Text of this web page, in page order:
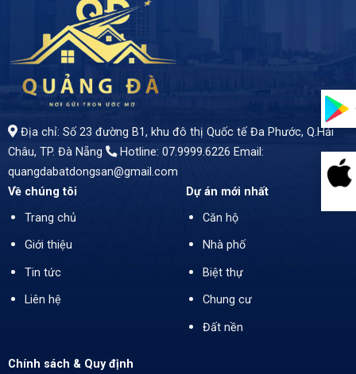
Địa chỉ: Số 23 đường B1, khu đô thị Quốc tế Đa Phước, Q.Hải
Châu, TP. Đà Nẵng
Hotline: 07.9999.6226 Email:
quangdabatdongsan@gmail.com
Về chúng tôi
Trang chủ
Giới thiệu
Tin tức
Liên hệ
Dự án mới nhất
Căn hộ
Nhà phố
Biệt thự
Chung cư
Đất nền
Chính sách & Quy định